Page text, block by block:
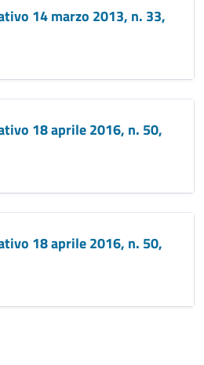
14 marzo 2013, n. 33,
18 aprile 2016, n. 50,
18 aprile 2016, n. 50,